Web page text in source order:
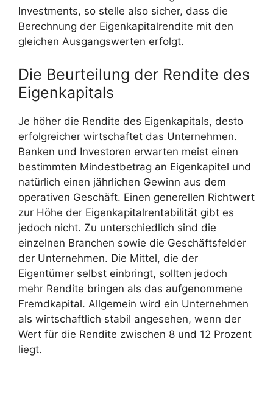
Investments, so stelle also sicher, dass die
Berechnung der Eigenkapitalrendite mit den
gleichen Ausgangswerten erfolgt.
Die Beurteilung der Rendite des
Eigenkapitals
Je höher die Rendite des Eigenkapitals, desto
erfolgreicher wirtschaftet das Unternehmen.
Banken und Investoren erwarten meist einen
bestimmten Mindestbetrag an Eigenkapitel und
natürlich einen jährlichen Gewinn aus dem
operativen Geschäft. Einen generellen Richtwert
zur Höhe der Eigenkapitalrentabilität gibt es
jedoch nicht. Zu unterschiedlich sind die
einzelnen Branchen sowie die Geschäftsfelder
der Unternehmen. Die Mittel, die der
Eigentümer selbst einbringt, sollten jedoch
mehr Rendite bringen als das aufgenommene
Fremdkapital. Allgemein wird ein Unternehmen
als wirtschaftlich stabil angesehen, wenn der
Wert für die Rendite zwischen 8 und 12 Prozent
liegt.